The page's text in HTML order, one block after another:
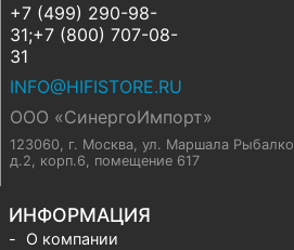
+7 (499) 290-98-
31;+7 (800) 707-08-
31
INFO@HIFISTORE.RU
ООО «СинергоИмпорт»
123060, г. Москва ул. Маршала Рыбалко,
д.2, корп.6, помещение 617
ИНФОРМАЦИЯ
О компании